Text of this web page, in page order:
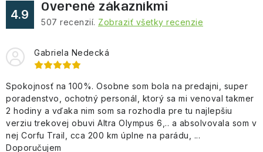
4.9
Overené zákazníkmi
507 recenzií. Zobraziť všetky recenzie
Gabriela Nedecká
Spokojnosť na 100%. Osobne som bola na predajni, super
poradenstvo, ochotný personál, ktorý sa mi venoval takmer
2 hodiny a vďaka nim som sa rozhodla pre tu najlepšiu
verziu trekovej obuvi Altra Olympus 6,.. a absolvovala som v
nej Corfu Trail, cca 200 km úplne na parádu, ...
Doporučujem